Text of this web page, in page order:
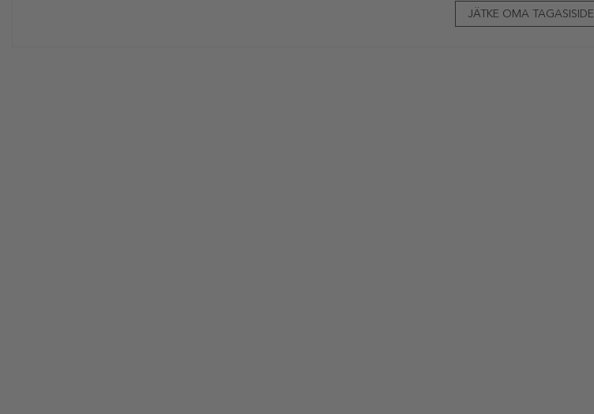
JÄTKE OMA TAGASISIDE